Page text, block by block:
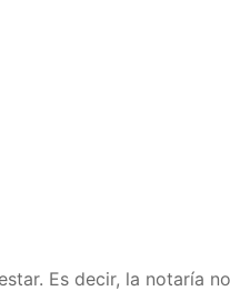
Es decir, la notaría